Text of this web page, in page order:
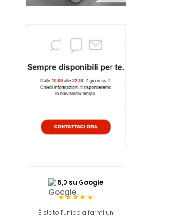
5,0 su Google
★★★★★
È stato l'unico a farmi un